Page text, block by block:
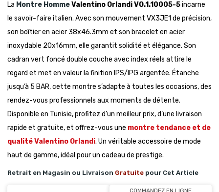
La Montre HommeValentino Orlandi VO.1.10005-5incarne
le savoir-faire italien. Avec son mouvement VX3JE1 de précision,
son boîtier en acier 38x46.3mm et son bracelet en acier
inoxydable 20x16mm, elle garantit solidité et élégance. Son
cadran vert foncé double couche avec index réels attire le
regard et met en valeur la finition IPS/IPG argentée. Étanche
jusqu’à 5 BAR, cette montre s’adapte à toutes les occasions, des
rendez-vous professionnels aux moments de détente.
Disponible en Tunisie, profitez d’un meilleur prix, d’une livraison
rapide et gratuite, et offrez-vous une montre tendance et de
qualité Valentino Orlandi. Un véritable accessoire de mode
haut de gamme, idéal pour un cadeau de prestige.
Retrait en Magasin ou Livraison Gratuite pour Cet Article
COMMANDEZ EN LIGNE